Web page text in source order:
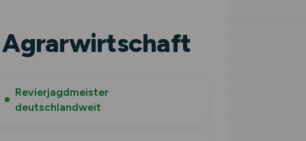
Agrarwirtschaft
Revierjagdmeister
deutschlandweit